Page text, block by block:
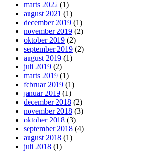
marts 2022 (1)
august 2021 (1)
december 2019 (1)
november 2019 (2)
oktober 2019 (2)
september 2019 (2)
august 2019 (1)
juli 2019 (2)
marts 2019 (1)
februar 2019 (1)
januar 2019 (1)
december 2018 (2)
november 2018 (3)
oktober 2018 (3)
september 2018 (4)
august 2018 (1)
juli 2018 (1)